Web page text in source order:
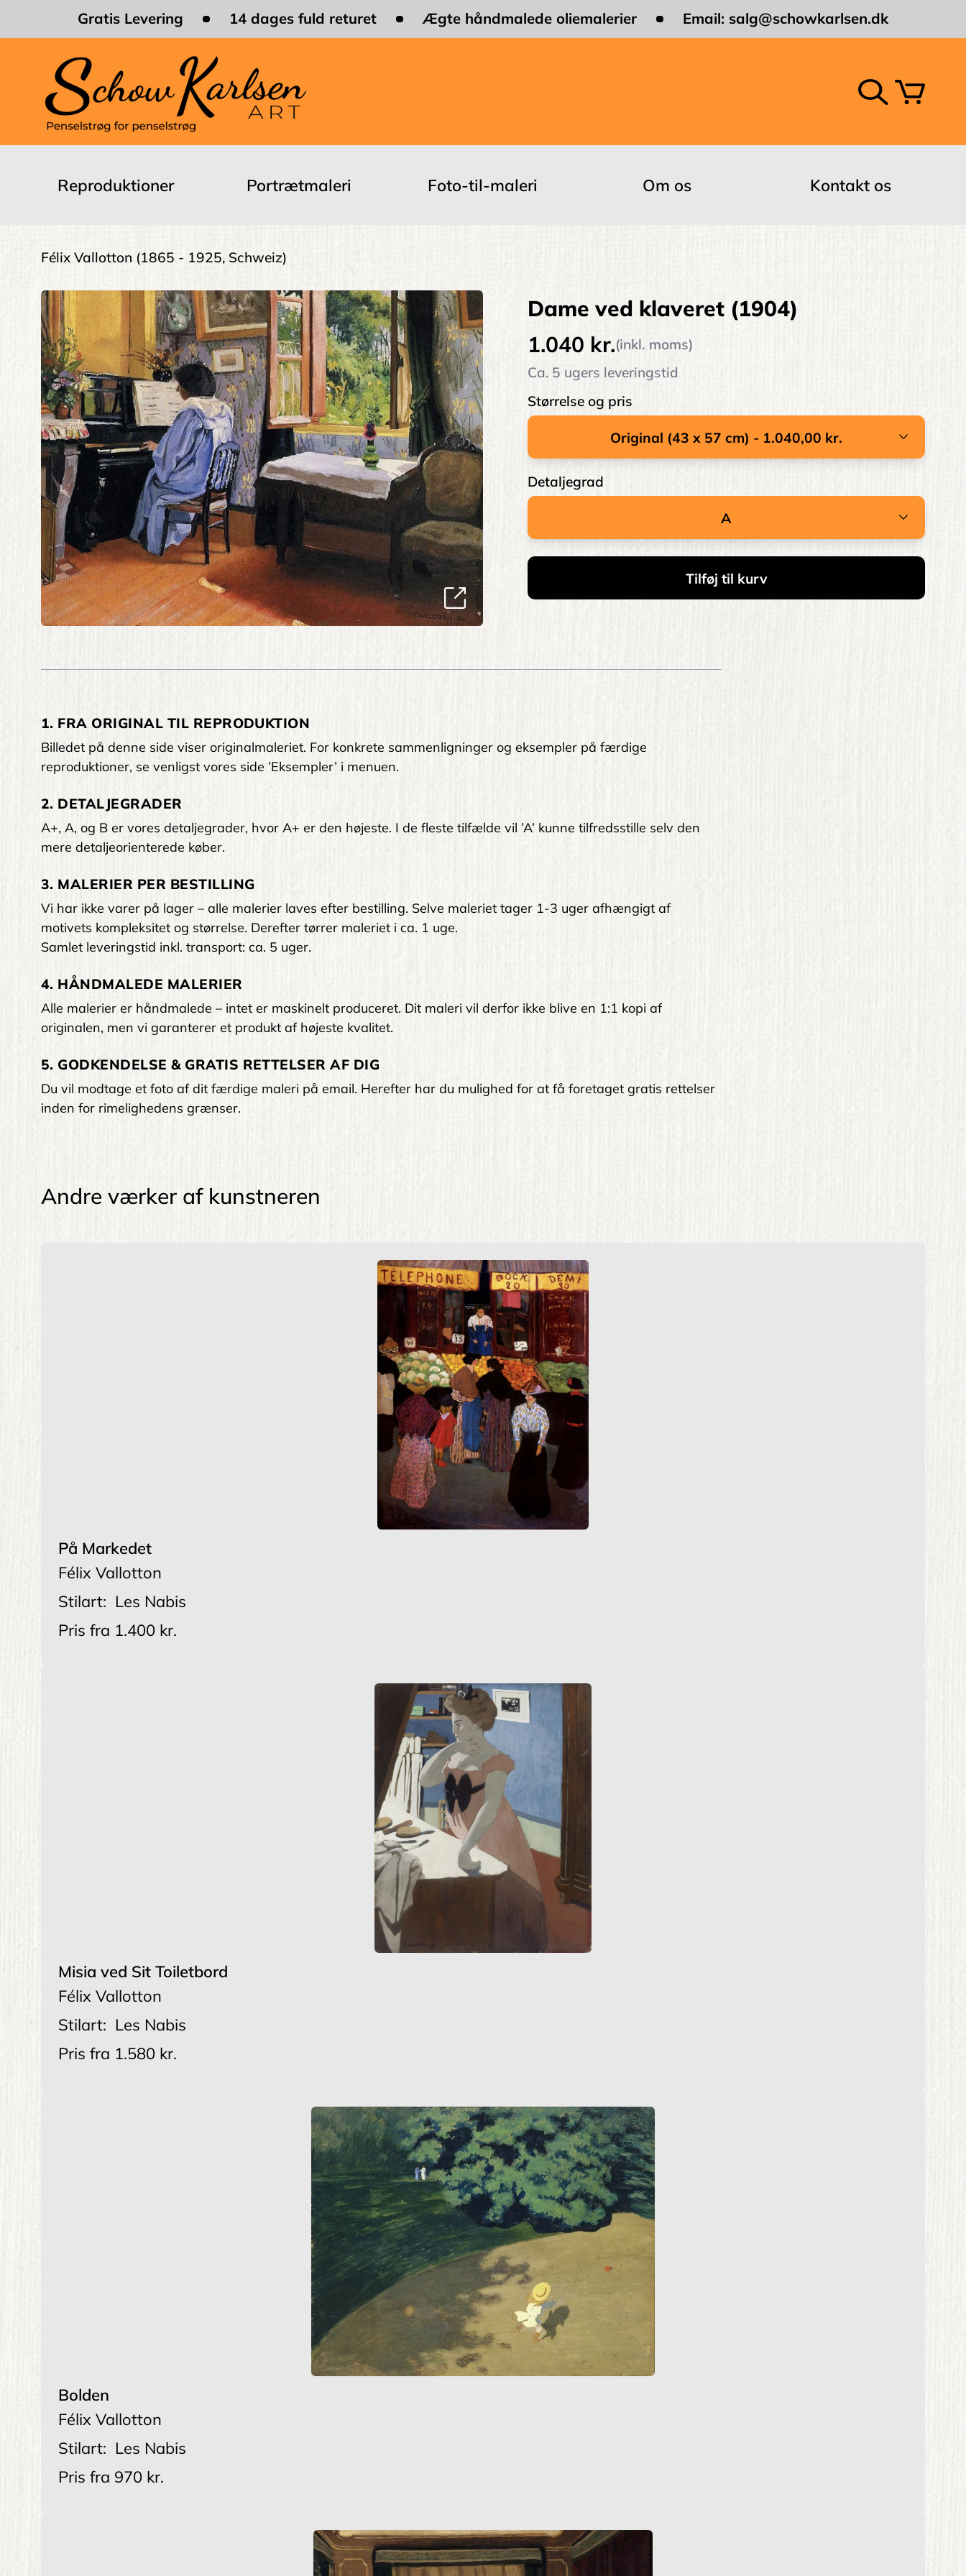
Gratis Levering 14 dages fuld returet Ægte håndmalede oliemalerier Email: salg@schowkarlsen.dk
Reproduktioner Portrætmaleri Foto-til-maleri Om os Kontakt os
Brødkrumme
Félix Vallotton (1865 - 1925, Schweiz)
Dame ved klaveret (1904)
1.040 kr.(inkl. moms)
Ca. 5 ugers leveringstid
Størrelse og pris
Detaljegrad
1. FRA ORIGINAL TIL REPRODUKTION
Billedet på denne side viser originalmaleriet. For konkrete sammenligninger og eksempler på færdige
reproduktioner, se venligst vores side ’Eksempler’ i menuen.
2. DETALJEGRADER
A+, A, og B er vores detaljegrader, hvor A+ er den højeste. I de fleste tilfælde vil ’A’ kunne tilfredsstille selv den
mere detaljeorienterede køber.
3. MALERIER PER BESTILLING
Vi har ikke varer på lager – alle malerier laves efter bestilling. Selve maleriet tager 1-3 uger afhængigt af
motivets kompleksitet og størrelse. Derefter tørrer maleriet i ca. 1 uge.
Samlet leveringstid inkl. transport: ca. 5 uger.
4. HÅNDMALEDE MALERIER
Alle malerier er håndmalede – intet er maskinelt produceret. Dit maleri vil derfor ikke blive en 1:1 kopi af
originalen, men vi garanterer et produkt af højeste kvalitet.
5. GODKENDELSE & GRATIS RETTELSER AF DIG
Du vil modtage et foto af dit færdige maleri på email. Herefter har du mulighed for at få foretaget gratis rettelser
inden for rimelighedens grænser.
Andre værker af kunstneren
På Markedet
Félix Vallotton
Stilart: Les Nabis
Pris fra 1.400 kr.
Misia ved Sit Toiletbord
Félix Vallotton
Stilart: Les Nabis
Pris fra 1.580 kr.
Bolden
Félix Vallotton
Stilart: Les Nabis
Pris fra 970 kr.